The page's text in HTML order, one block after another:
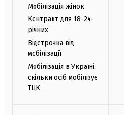
Мобілізація жінок
Контракт для 18-24-
річних
Відстрочка від
мобілізації
Мобілізація в Україні:
скільки осіб мобілізує
ТЦК